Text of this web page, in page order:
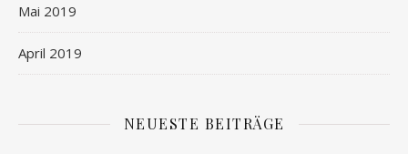
Mai 2019
April 2019
NEUESTE BEITRÄGE